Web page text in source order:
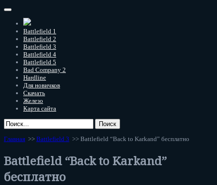
Battlefield 1
Battlefield 2
Battlefield 3
Battlefield 4
Battlefield 5
Bad Company 2
Hardline
Для новичков
Скачать
Железо
Карта сайта
Главная >> Battlefield 3 >> Battlefield “Back to Karkand” бесплатно
Battlefield “Back to Karkand”
бесплатно